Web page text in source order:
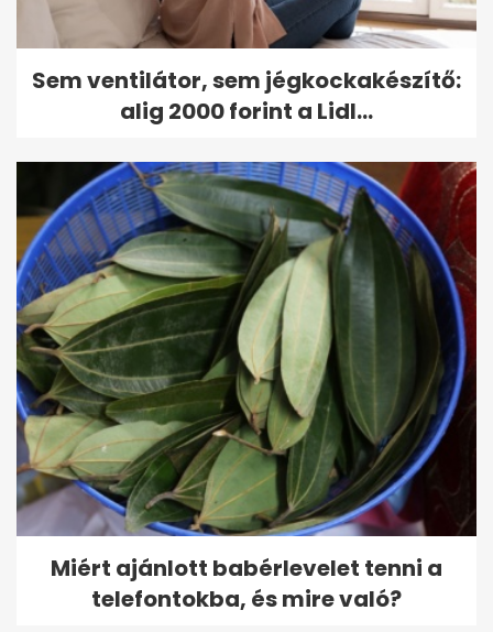
Sem ventilátor, sem jégkockakészítő:
alig 2000 forint a Lidl...
Miért ajánlott babérlevelet tenni a
telefontokba, és mire való?